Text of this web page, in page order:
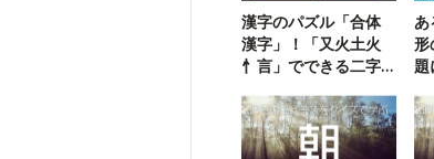
漢字のパズル「合体
漢字」！「又火土火
忄言」でできる二字
あ
形